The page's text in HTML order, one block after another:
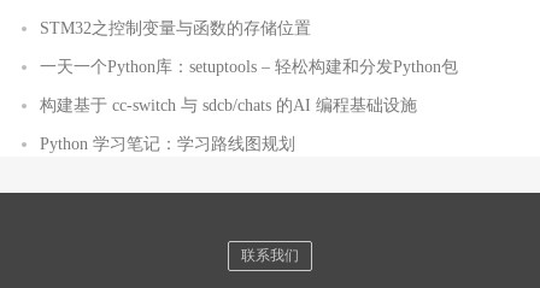
STM32之控制变量与函数的存储位置
一天一个Python库：setuptools – 轻松构建和分发Python包
构建基于 cc-switch 与 sdcb/chats 的AI 编程基础设施
Python 学习笔记：学习路线图规划
联系我们